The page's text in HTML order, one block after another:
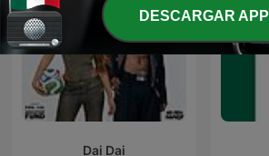
Dai Dai
DESCARGAR APP